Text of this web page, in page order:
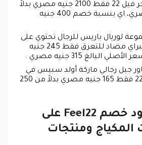
أفضل عروض متجر فيل 22 فقط 2100 جنيه مصري بدلاً
من 2500 جنيه مصري، اي بنسبة خصم 400 جنيه
لوريال باريس للرجال تحتوي على
جيل استحمام وسبراي مضاد للتعرق فقط 245 جنيه
البالغ 315 جنيه مصري .
جيل رجالي ماركة أولد سبيس في
أقوي عروض فيل 22 فقط 165 جنيه مصري بدلاً من 250
أحدث برومو كود خصم Feel22 على
ومنتجات